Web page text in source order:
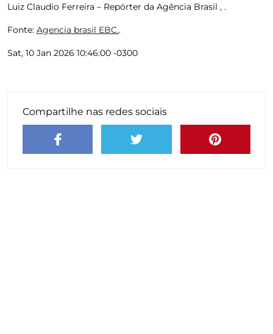
Luiz Claudio Ferreira – Repórter da Agência Brasil , .
Fonte: Agencia brasil EBC..
Sat, 10 Jan 2026 10:46:00 -0300
Compartilhe nas redes sociais